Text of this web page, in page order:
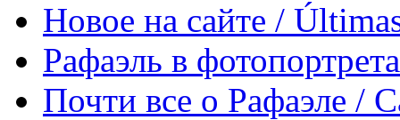
Новое на сайте /
Рафаэль в
Почти все о Рафаэле /